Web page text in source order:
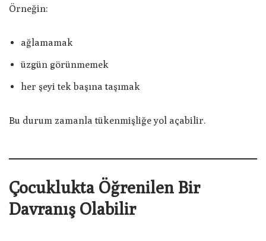
Örneğin:
ağlamamak
üzgün görünmemek
her şeyi tek başına taşımak
Bu durum zamanla tükenmişliğe yol açabilir.
Çocuklukta Öğrenilen Bir
Davranış Olabilir